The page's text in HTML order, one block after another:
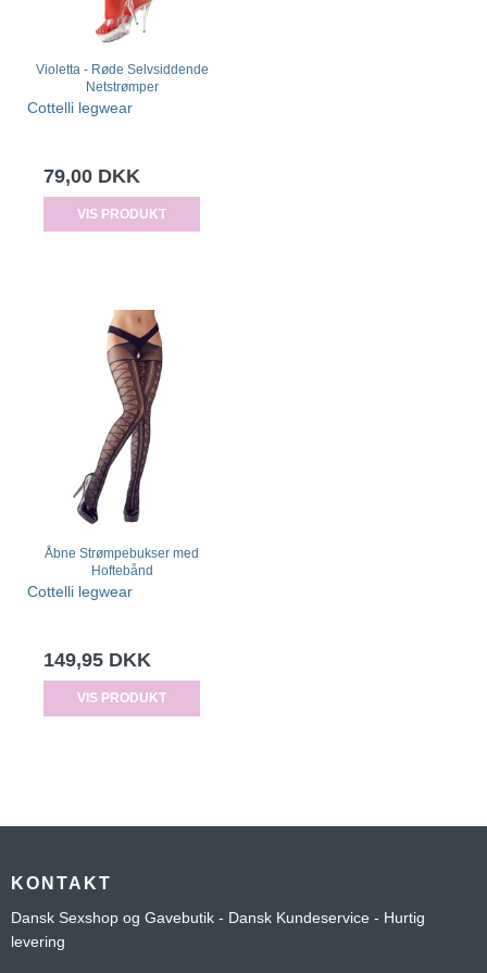
Violetta - Røde Selvsiddende
Netstrømper
Cottelli legwear
79,00 DKK
VIS PRODUKT
Åbne Strømpebukser med
Hoftebånd
Cottelli legwear
149,95 DKK
VIS PRODUKT
KONTAKT
Dansk Sexshop og Gavebutik - Dansk Kundeservice - Hurtig
levering